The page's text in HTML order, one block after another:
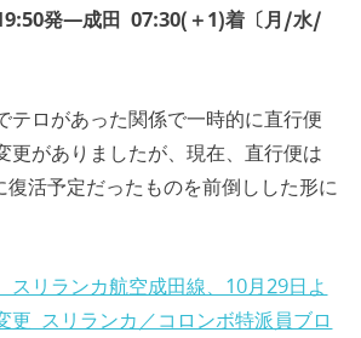
発—成田 07:30(＋1)着〔月/水/
テロがあった関係で一時的に直行便
更がありましたが、現在、直行便は
活予定だったものを前倒しした形に
リランカ航空成田線、10月29日よ
更 スリランカ／コロンボ特派員ブロ